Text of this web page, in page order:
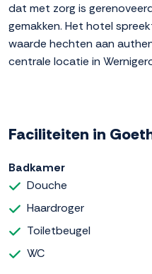
dat met zorg is
gemakken. Het hotel
waarde hechten aan
centrale locatie in
Faciliteiten in
Badkamer
Douche
Haardroger
Toiletbeugel
WC